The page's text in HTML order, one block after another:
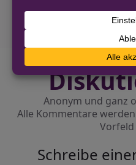
Anonym und ganz
Alle Kommentare
Schreibe